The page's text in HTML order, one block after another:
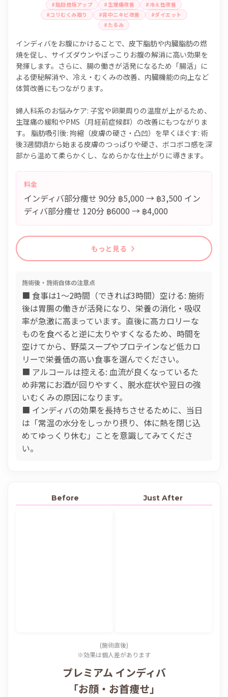
#脂肪燃焼アップ #生理痛改善
#冷え性改善
#コリむくみ取り
#背中ニキビ改善
#ダイエット
#たるみ
インディバをお腹にかけることで、皮下脂肪や内臓脂肪の燃
焼を促し、サイズダウンやぽっこりお腹の解消に高い効果を
発揮します。さらに、腸の働きが活発になるため「腸活」に
よる便秘解消や、冷え・むくみの改善、内臓機能の向上など
体質改善にもつながります。
婦人科系のお悩みケア: 子宮や卵巣周りの温度が上がるため、
生理痛の緩和やPMS（月経前症候群）の改善にもつながりま
す。 脂肪吸引後: 拘縮（皮膚の硬さ・凸凹）を早くほぐす: 術
後3週間頃から始まる皮膚のつっぱりや硬さ、ボコボコ感を深
部から温めて柔らかくし、なめらかな仕上がりに導きます。
料金
インディバ部分痩せ 90分 ฿5,000 → ฿3,500 イン
ディバ部分痩せ 120分 ฿6000 → ฿4,000
もっと見る
施術後・施術自体の注意点
■ 食事は1〜2時間（できれば3時間）空ける: 施術
後は胃腸の働きが活発になり、栄養の消化・吸収
率が急激に高まっています。直後に高カロリーな
ものを食べると逆に太りやすくなるため、時間を
空けてから、野菜スープやプロテインなど低カロ
リーで栄養価の高い食事を選んでください。
■ アルコールは控える: 血流が良くなっているた
め非常にお酒が回りやすく、脱水症状や翌日の強
いむくみの原因になります。
■ インディバの効果を長持ちさせるために、当日
は「常温の水分をしっかり摂り、体に熱を閉じ込
めてゆっくり休む」ことを意識してみてくださ
い。
Before Just After
(施術直後)
※効果は個人差があります
プレミアム インディバ
「お顔・お首痩せ」